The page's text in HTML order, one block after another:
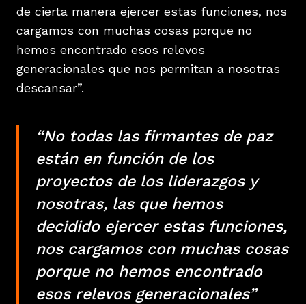
de cierta manera ejercer estas funciones, nos
cargamos con muchas cosas porque no
hemos encontrado esos relevos
generacionales que nos permitan a nosotras
descansar”.
“No todas las firmantes de paz
están en función de los
proyectos de los liderazgos y
nosotras, las que hemos
decidido ejercer estas funciones,
nos cargamos con muchas cosas
porque no hemos encontrado
esos relevos generacionales”